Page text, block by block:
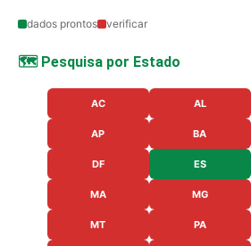
dados prontos verificar
🗺️ Pesquisa por Estado
AC AL
AP BA
DF ES
MA MG
MT PA